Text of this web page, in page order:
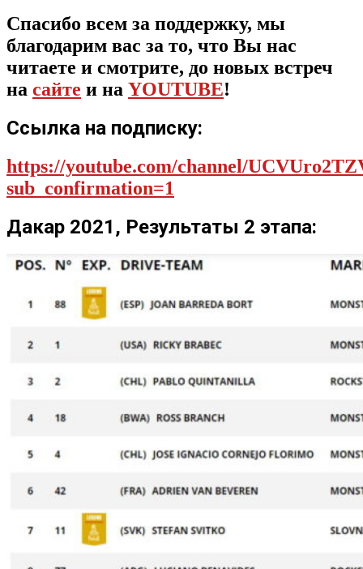
Спасибо всем за поддержку, мы
благодарим вас за то, что Вы нас
читаете и смотрите, до новых встреч
на сайте и на YOUTUBE!
Ссылка на подписку:
https://youtube.com/channel/
sub_confirmation=1
Дакар 2021, Результаты 2 этапа: